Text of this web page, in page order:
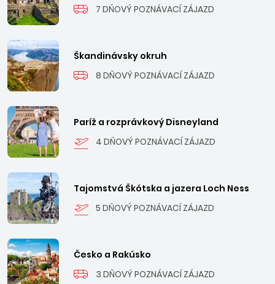
7 DŇOVÝ POZNÁVACÍ ZÁJAZD
Škandinávsky okruh
8 DŇOVÝ POZNÁVACÍ ZÁJAZD
Paríž a rozprávkový Disneyland
4 DŇOVÝ POZNÁVACÍ ZÁJAZD
Tajomstvá Škótska a jazera Loch Ness
5 DŇOVÝ POZNÁVACÍ ZÁJAZD
Česko a Rakúsko
3 DŇOVÝ POZNÁVACÍ ZÁJAZD